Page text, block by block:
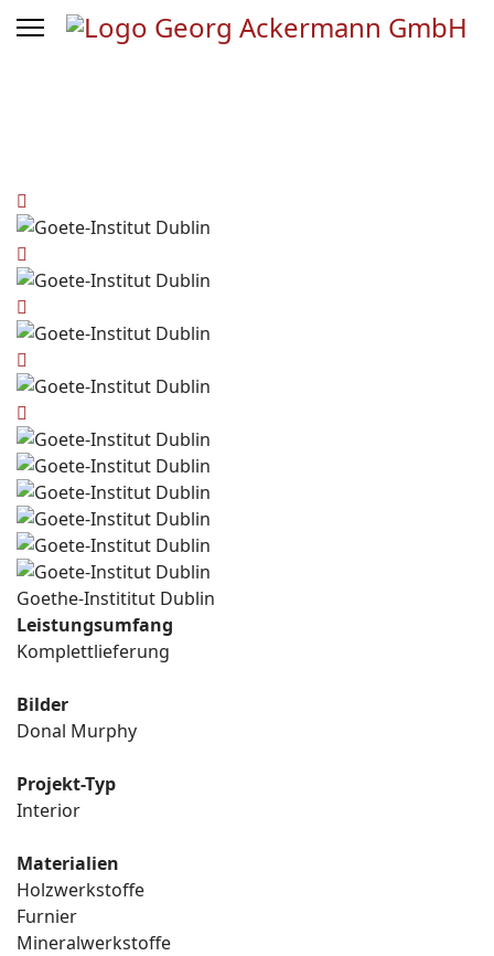
Goethe-Instititut Dublin
Leistungsumfang
Komplettlieferung
Bilder
Donal Murphy
Projekt-Typ
Interior
Materialien
Holzwerkstoffe
Furnier
Mineralwerkstoffe